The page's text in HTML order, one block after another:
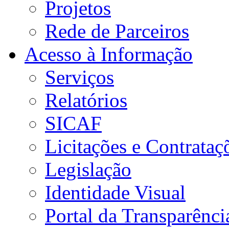
Projetos
Rede de Parceiros
Acesso à Informação
Serviços
Relatórios
SICAF
Licitações e
Legislação
Identidade Visual
Portal da